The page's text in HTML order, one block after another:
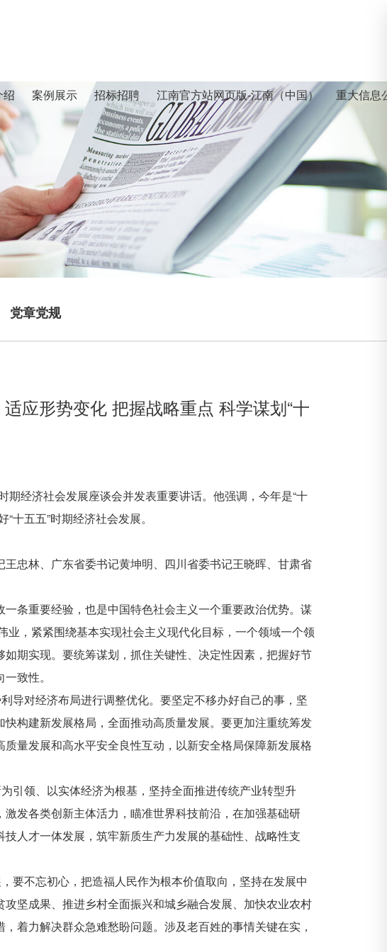
绍 案例展示 招标招聘 江南官方站网页版-江南（中国） 重大信息
党章党规
应形势变化 把握战略重点 科学谋划“十
经济社会发展座谈会并发表重要讲话。他强调，今年是“十
五五”时期经济社会发展。
忠林、广东省委书记黄坤明、四川省委书记王晓晖、甘肃省
条重要经验，也是中国特色社会主义一个重要政治优势。谋
业，紧紧围绕基本实现社会主义现代化目标，一个领域一个领
期实现。要统筹谋划，抓住关键性、决定性因素，把握好节
致性。
导对经济布局进行调整优化。要坚定不移办好自己的事，坚
构建新发展格局，全面推动高质量发展。要更加注重统筹发
量发展和高水平安全良性互动，以新安全格局保障新发展格
引领、以实体经济为根基，坚持全面推进传统产业转型升
发各类创新主体活力，瞄准世界科技前沿，在加强基础研
人才一体发展，筑牢新质生产力发展的基础性、战略性支
要不忘初心，把造福人民作为根本价值取向，坚持在发展中
坚成果、推进乡村全面振兴和城乡融合发展、加快农业农村
着力解决群众急难愁盼问题。涉及老百姓的事情关键在实，